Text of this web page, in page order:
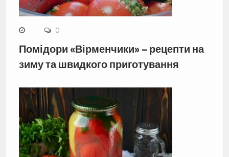
0
Помідори «Вірменчики» – рецепти на
зиму та швидкого приготування